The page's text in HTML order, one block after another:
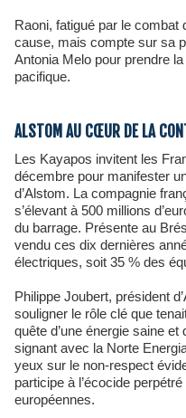
Raoni, fatigué par le combat
cause, mais compte sur sa
Antonia Melo pour prendre
pacifique.
ALSTOM AU CŒUR DE LA
Les Kayapos invitent les Français à se retrouver le 10
décembre pour manifester
d’Alstom. La compagnie
s’élevant à 500 millions
du barrage. Présente au
vendu ces dix dernières
électriques, soit 35 % des
Philippe Joubert, président
souligner le rôle clé que
quête d’une énergie saine
signant avec la Norte
yeux sur le non-respect
participe à l’écocide
européennes.